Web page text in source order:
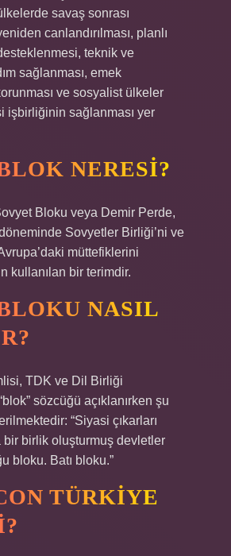
savaş sonrası
canlandırılması, planlı
teknik ve
sağlanması, emek
ve sosyalist ülkeler
işbirliğinin sağlanması yer
NERESI?
Bloku veya Demir Perde,
Sovyetler Birliği’ni ve
müttefiklerini
kullanılan bir terimdir.
NASIL
TDK ve Dil Birliği
sözcüğü açıklanırken şu
“Siyasi çıkarları
birlik oluşturmuş devletler
bloku. Batı bloku.”
TÜRKIYE